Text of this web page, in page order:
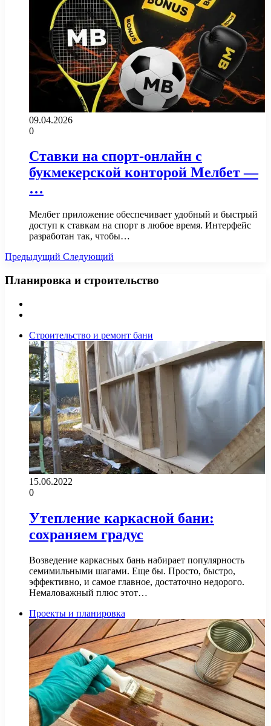
09.04.2026
0
Ставки на спорт-онлайн с
букмекерской конторой Мелбет —
…
Мелбет приложение обеспечивает удобный и быстрый
доступ к ставкам на спорт в любое время. Интерфейс
разработан так, чтобы…
Предыдущий Следующий
Планировка и строительство
Строительство и ремонт бани
15.06.2022
0
Утепление каркасной бани:
сохраняем градус
Возведение каркасных бань набирает популярность
семимильными шагами. Еще бы. Просто, быстро,
эффективно, и самое главное, достаточно недорого.
Немаловажный плюс этот…
Проекты и планировка